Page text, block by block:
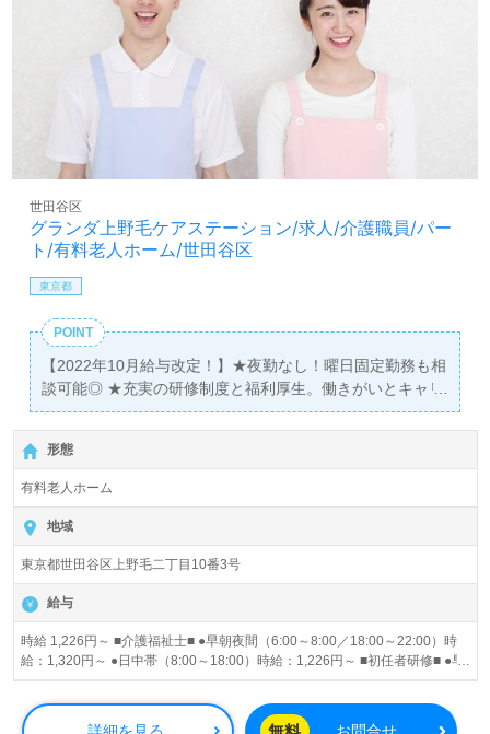
グランダ上野毛ケアステーション/求人/介護職員/パー
ト/有料老人ホーム/世田谷区
世田谷区
東京都
POINT
【2022年10月給与改定！】★夜勤なし！曜日固定勤務も相
談可能◎ ★充実の研修制度と福利厚生。働きがいとキャリ
アアップの両立を目指せる職場です！ ★家事や育児と両立
しながら活躍するスタッフが多数★ ■施設見学も随時受付
中。お気軽にお問い合わせください。
形態
有料老人ホーム
地域
東京都世田谷区上野毛二丁目10番3号
給与
時給 1,226円～ ■介護福祉士■ ●早朝夜間（6:00～8:00／18:00～22:00）時
給：1,320円～ ●日中帯（8:00～18:00）時給：1,226円～ ■初任者研修■ ●早
朝夜間（6:00～8:00／18:00～22:00）時給：1,226円～ ●日中帯（8:00～
18:00）時給：1,226円～ 昇給あり